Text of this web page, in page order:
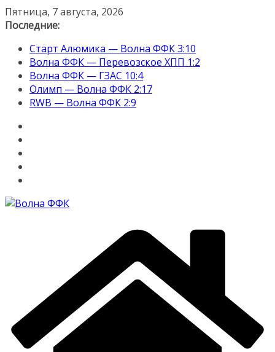
Перейти
к
Пятница, 7 августа, 2026
Последние:
Старт Алюмика — Волна ФФК 3:10
Волна ФФК — Перевозское ХПП 1:2
Волна ФФК — ГЗАС 10:4
Олимп — Волна ФФК 2:17
RWB — Волна ФФК 2:9